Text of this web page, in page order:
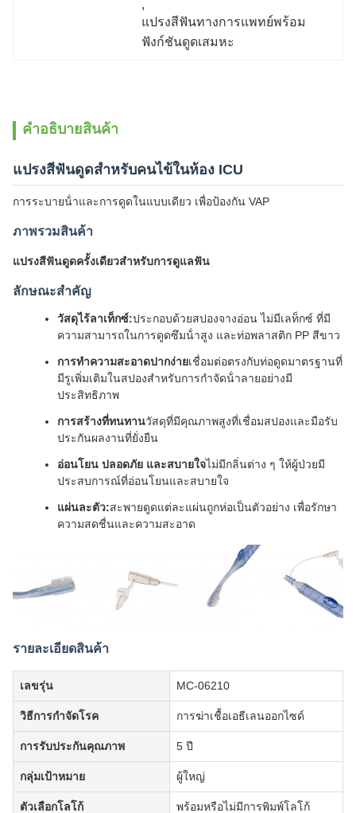
,
แปรงสีฟันทางการแพทย์พร้อม
ฟังก์ชันดูดเสมหะ
คําอธิบายสินค้า
แปรงสีฟันดูดสําหรับคนไข้ในห้อง ICU
การระบายน้ําและการดูดในแบบเดียว เพื่อป้องกัน VAP
ภาพรวมสินค้า
แปรงสีฟันดูดครั้งเดียวสําหรับการดูแลฟัน
ลักษณะสําคัญ
วัสดุไร้ลาเท็กซ์:ประกอบด้วยสปองจางอ่อน ไม่มีเลท็กซ์ ที่มี
ความสามารถในการดูดซึมน้ําสูง และท่อพลาสติก PP สีขาว
การทําความสะอาดปากง่ายเชื่อมต่อตรงกับท่อดูดมาตรฐานที่
มีรูเพิ่มเติมในสปองสําหรับการกําจัดน้ําลายอย่างมี
ประสิทธิภาพ
การสร้างที่ทนทานวัสดุที่มีคุณภาพสูงที่เชื่อมสปองและมือรับ
ประกันผลงานที่ยั่งยืน
อ่อนโยน ปลอดภัย และสบายใจไม่มีกลิ่นต่าง ๆ ให้ผู้ป่วยมี
ประสบการณ์ที่อ่อนโยนและสบายใจ
แผ่นละตัว:สะพายดูดแต่ละแผ่นถูกห่อเป็นตัวอย่าง เพื่อรักษา
ความสดชื่นและความสะอาด
รายละเอียดสินค้า
เลขรุ่น MC-06210
วิธีการกําจัดโรค การฆ่าเชื้อเอธีเลนออกไซด์
การรับประกันคุณภาพ 5 ปี
กลุ่มเป้าหมาย ผู้ใหญ่
ตัวเลือกโลโก้ พร้อมหรือไม่มีการพิมพ์โลโก้